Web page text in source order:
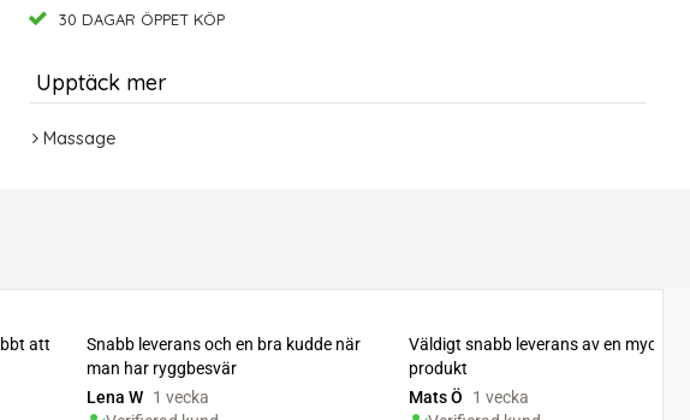
30 DAGAR ÖPPET KÖP
Upptäck mer
Massage